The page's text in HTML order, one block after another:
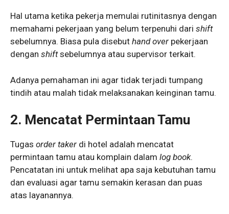
Hal utama ketika pekerja memulai rutinitasnya dengan
memahami pekerjaan yang belum terpenuhi dari shift
sebelumnya. Biasa pula disebut hand over pekerjaan
dengan shiftsebelumnya atau supervisor terkait.
Adanya pemahaman ini agar tidak terjadi tumpang
tindih atau malah tidak melaksanakan keinginan tamu.
2. Mencatat Permintaan Tamu
Tugas order taker di hotel adalah mencatat
permintaan tamu atau komplain dalam log book.
Pencatatan ini untuk melihat apa saja kebutuhan tamu
dan evaluasi agar tamu semakin kerasan dan puas
atas layanannya.